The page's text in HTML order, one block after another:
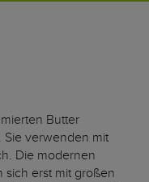
Butter
verwenden mit
Die modernen
sich erst mit großen